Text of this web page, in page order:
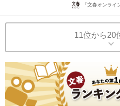
「文春オンライ
11位から20